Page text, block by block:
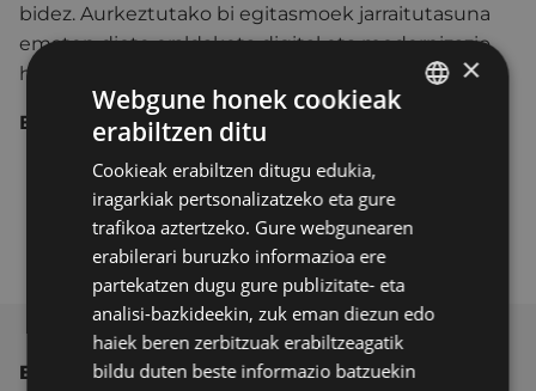
bidez. Aurkeztutako bi egitasmoek jarraitutasuna
ematen diote eraldaketa digital eta modernizazio
horri.".
Erlazionatutako edukia:
Toki-erakundeen Eraldaketa Digitala eta
Modernizazioa sustatzeko dirulaguntzen
deialdia
BESTE ALBISTE BATZUK
×
Webgune honek cookieak
erabiltzen ditu
Cookieak erabiltzen ditugu edukia,
iragarkiak pertsonalizatzeko eta gure
trafikoa aztertzeko. Gure webgunearen
erabilerari buruzko informazioa ere
partekatzen dugu gure publizitate- eta
analisi-bazkideekin, zuk eman diezun edo
haiek beren zerbitzuak erabiltzeagatik
bildu duten beste informazio batzuekin